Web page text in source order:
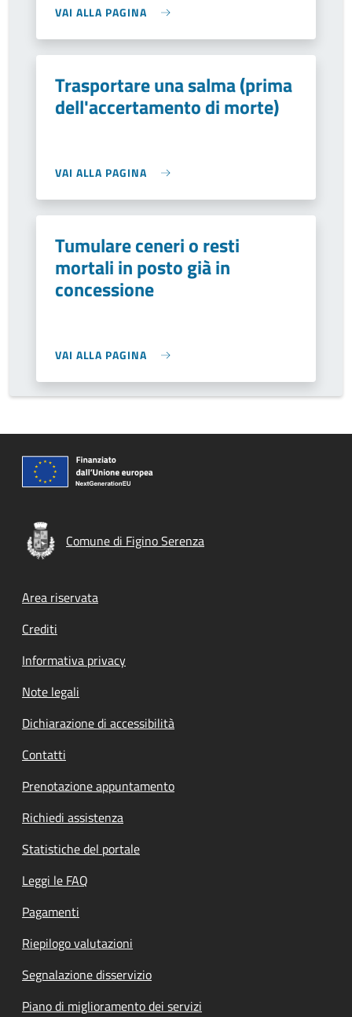
VAI ALLA PAGINA
Trasportare una salma (prima
dell'accertamento di morte)
VAI ALLA PAGINA
Tumulare ceneri o resti
mortali in posto già in
concessione
VAI ALLA PAGINA
Comune di Figino Serenza
Footer menu
Area riservata
Crediti
Informativa privacy
Note legali
Dichiarazione di accessibilità
Contatti
Prenotazione appuntamento
Richiedi assistenza
Statistiche del portale
Leggi le FAQ
Pagamenti
Riepilogo valutazioni
Segnalazione disservizio
Piano di miglioramento dei servizi